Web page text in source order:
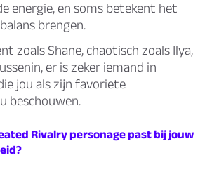
energie, en soms betekent het
brengen.
zoals Shane, chaotisch zoals Ilya,
er is zeker iemand in
jou als zijn favoriete
beschouwen.
Rivalry personage past bij jouw